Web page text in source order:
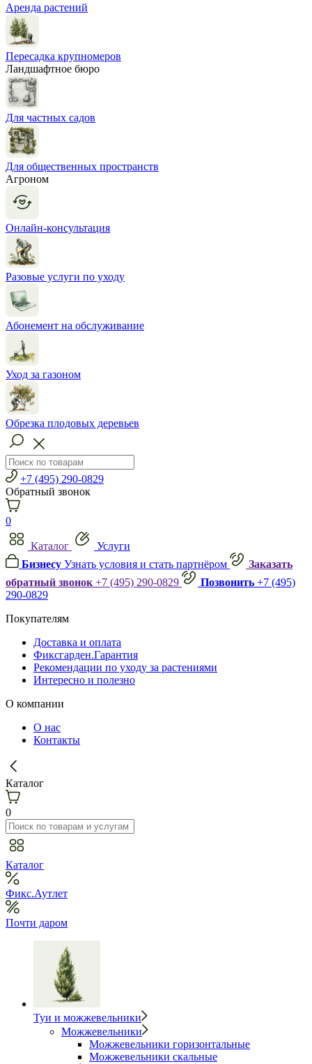
Аренда растений
Пересадка крупномеров
Ландшафтное бюро
Для частных садов
Для общественных пространств
Агроном
Онлайн-консультация
Разовые услуги по уходу
Абонемент на обслуживание
Уход за газоном
Обрезка плодовых деревьев
+7 (495) 290-0829
Обратный звонок
0
Каталог
Услуги
Бизнесу Узнать условия и стать партнёром
Заказать
обратный звонок +7 (495) 290-0829 Позвонить +7 (495)
290-0829
Покупателям
Доставка и оплата
Фиксгарден.Гарантия
Рекомендации по уходу за растениями
Интересно и полезно
О компании
О нас
Контакты
Каталог
0
Каталог
Фикс.Аутлет
Почти даром
Туи и можжевельники
Можжевельники
Можжевельники горизонтальные
Можжевельники скальные